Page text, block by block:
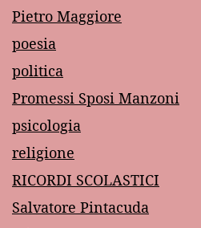
Pietro Maggiore
poesia
politica
Promessi Sposi Manzoni
psicologia
religione
RICORDI SCOLASTICI
Salvatore Pintacuda